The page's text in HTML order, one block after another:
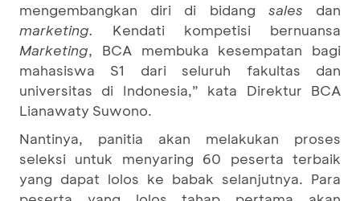
mengembangkan diri di bidang sales dan
marketing. Kendati kompetisi bernuansa
Marketing, BCA membuka kesempatan bagi
mahasiswa S1 dari seluruh fakultas dan
universitas di Indonesia,” kata Direktur BCA
Lianawaty Suwono.
Nantinya, panitia akan melakukan proses
seleksi untuk menyaring 60 peserta terbaik
yang dapat lolos ke babak selanjutnya. Para